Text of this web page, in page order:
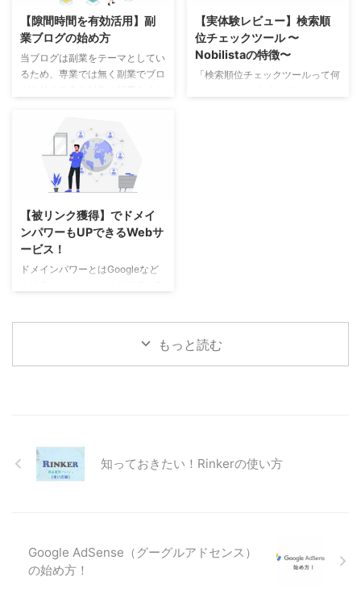
に短縮できます。この記事では、
ChatGPTでブログ自動化する方
法を、初心者にもわかりやすく、
例を交えながら丁寧に解説しま
す。 ChatGPTでブログ自動化す
しく理解 ...
副業ブログを行なっている私だか
らこそ分かる現役副業ブロガーの
視点でご紹介します。 本業を活
かしたブログテーマを見つけよ
【隙間時間を有効活用】副
業ブログの始め方
当ブログは副業をテーマとしてい
るため、専業では無く副業でブロ
間を使っての効率の良いブログの
薦め方をご紹介します。 副業に
ブログをすすめる理由 初期費用
がほとんどかからない パソコン
のにかかる費用はレンタルサーバ
ー代くらいです。 以前はレンタ
ルサーバーとドメインを別々に取
得していたため、それぞれに費用
【実体験レビュー】検索順
位チェックツール 〜
Nobilistaの特徴〜
「検索順位チェックツールって何
【被リンク獲得】でドメイ
ンパワーもUPできるWebサ
ービス！
ドメインパワーとはGoogleなど
「ドメイン年数」「被リンク」等
となります。この中で「コンテン
は中古ドメインを購入して始める
ことぐらいでしょうか。 では、
残りの「被リンク」はというと、
もっと読む
知っておきたい！Rinkerの使い方
Google AdSense（グーグルアドセンス）
の始め方！